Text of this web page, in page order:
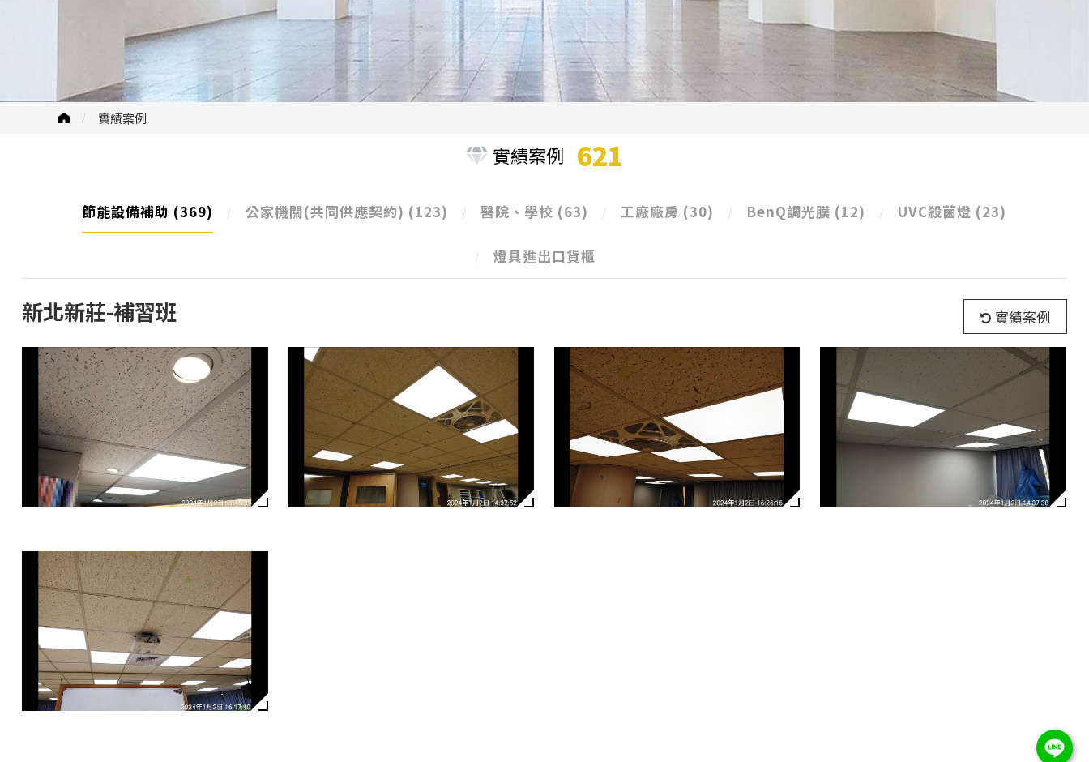
實績案例
實績案例 621
節能設備補助 (369) 公家機關(共同供應契約) (123) 醫院、學校 (63) 工廠廠房 (30) BenQ調光膜 (12) UVC殺菌燈 (23)
燈具進出口貨櫃
新北新莊-補習班 實績案例